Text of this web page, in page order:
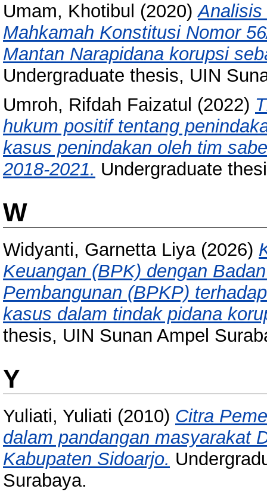
Umam, Khotibul (2020)Analisis
Mahkamah Konstitusi Nomor
Mantan Narapidana korupsi
Undergraduate thesis, UIN
Umroh, Rifdah Faizatul (2022)
hukum positif tentang
kasus penindakan oleh tim
2018-2021. Undergraduate
W
Widyanti, Garnetta Liya(2026)
Keuangan (BPK) dengan
Pembangunan (BPKP)
kasus dalam tindak pidana
thesis, UIN Sunan Ampel
Y
Yuliati, Yuliati (2010) Citra
dalam pandangan masyarakat
Kabupaten Sidoarjo.
Surabaya.